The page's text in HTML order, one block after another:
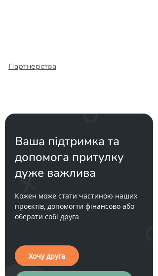
Партнерства
Кожен може стати частиною наших
проєктів, допомогти фінансово або
оберати собі друга
Ваша підтримка та
допомога притулку
дуже важлива
Хочу друга